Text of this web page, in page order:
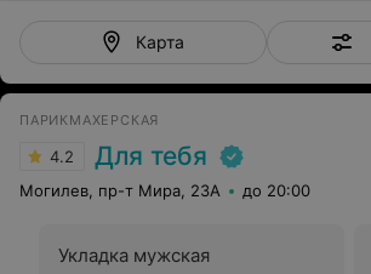
Карта
ПАРИКМАХЕРСКАЯ
4.2 Для тебя
Могилев, пр-т Мира, 23А до 20:00
Укладка мужская